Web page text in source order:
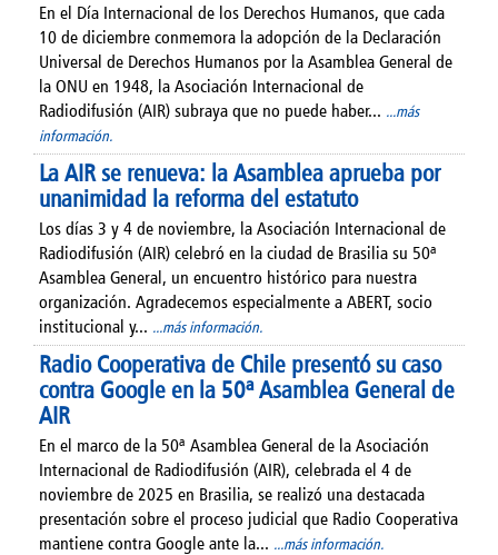
En el Día Internacional de los Derechos Humanos, que cada
10 de diciembre conmemora la adopción de la Declaración
Universal de Derechos Humanos por la Asamblea General de
la ONU en 1948, la Asociación Internacional de
Radiodifusión (AIR) subraya que no puede haber... ...más
información.
La AIR se renueva: la Asamblea aprueba por
unanimidad la reforma del estatuto
Los días 3 y 4 de noviembre, la Asociación Internacional de
Radiodifusión (AIR) celebró en la ciudad de Brasilia su 50ª
Asamblea General, un encuentro histórico para nuestra
organización. Agradecemos especialmente a ABERT, socio
institucional y... ...más información.
Radio Cooperativa de Chile presentó su caso
contra Google en la 50ª Asamblea General de
AIR
En el marco de la 50ª Asamblea General de la Asociación
Internacional de Radiodifusión (AIR), celebrada el 4 de
noviembre de 2025 en Brasilia, se realizó una destacada
presentación sobre el proceso judicial que Radio Cooperativa
mantiene contra Google ante la... ...más información.